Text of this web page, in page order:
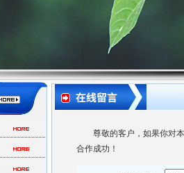
尊敬的客户，如果你对
合作成功！